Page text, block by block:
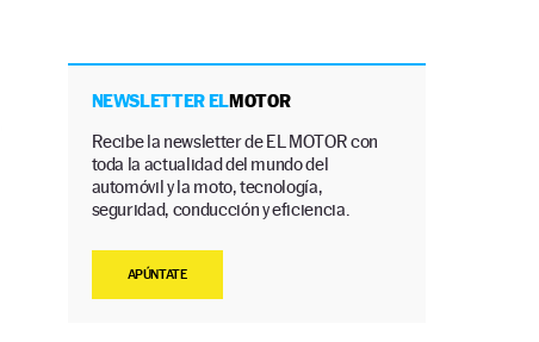
NEWSLETTER ELMOTOR
Recibe la newsletter de EL MOTOR con
toda la actualidad del mundo del
automóvil y la moto, tecnología,
seguridad, conducción y eficiencia.
APÚNTATE